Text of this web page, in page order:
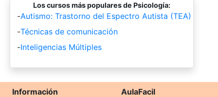
Los cursos más populares de Psicología:
-Autismo: Trastorno del Espectro Autista (TEA)
-Técnicas de comunicación
-Inteligencias Múltiples
Información
AulaFacil